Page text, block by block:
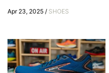
Apr 23, 2025 / SHOES